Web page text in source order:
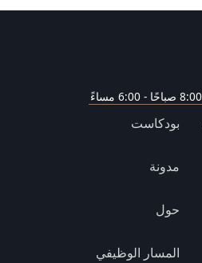
8:00 صباحًا - 6:00 مساءً
بودكاست
مدونة
حول
المسار الوظيفي